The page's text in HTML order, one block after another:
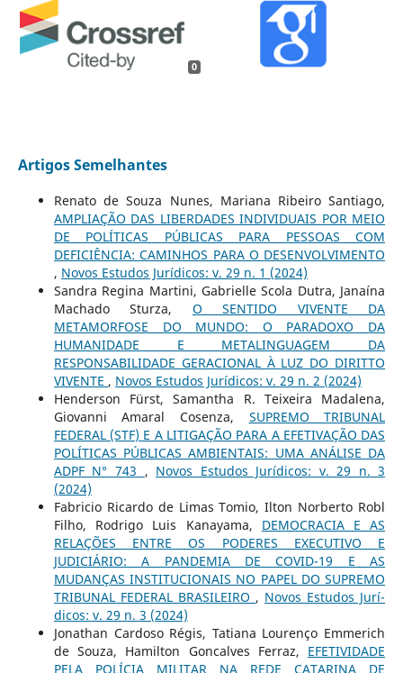
0
Artigos Semelhantes
Renato de Souza Nunes, Mariana Ribeiro Santiago,
AMPLIAÇÃO DAS LIBERDADES INDIVIDUAIS POR MEIO
DE POLÍTICAS PÚBLICAS PARA PESSOAS COM
DEFICIÊNCIA: CAMINHOS PARA O DESENVOLVIMENTO
, Novos Estudos Jurí­dicos: v. 29 n. 1 (2024)
Sandra Regina Martini, Gabrielle Scola Dutra, Janaína
Machado Sturza, O SENTIDO VIVENTE DA
METAMORFOSE DO MUNDO: O PARADOXO DA
HUMANIDADE E METALINGUAGEM DA
RESPONSABILIDADE GERACIONAL À LUZ DO DIRITTO
VIVENTE , Novos Estudos Jurí­dicos: v. 29 n. 2 (2024)
Henderson Fürst, Samantha R. Teixeira Madalena,
Giovanni Amaral Cosenza, SUPREMO TRIBUNAL
FEDERAL (STF) E A LITIGAÇÃO PARA A EFETIVAÇÃO DAS
POLÍTICAS PÚBLICAS AMBIENTAIS: UMA ANÁLISE DA
ADPF N° 743 , Novos Estudos Jurí­dicos: v. 29 n. 3
(2024)
Fabricio Ricardo de Limas Tomio, Ilton Norberto Robl
Filho, Rodrigo Luis Kanayama, DEMOCRACIA E AS
RELAÇÕES ENTRE OS PODERES EXECUTIVO E
JUDICIÁRIO: A PANDEMIA DE COVID-19 E AS
MUDANÇAS INSTITUCIONAIS NO PAPEL DO SUPREMO
TRIBUNAL FEDERAL BRASILEIRO , Novos Estudos Jurí­
dicos: v. 29 n. 3 (2024)
Jonathan Cardoso Régis, Tatiana Lourenço Emmerich
de Souza, Hamilton Goncalves Ferraz, EFETIVIDADE
PELA POLÍCIA MILITAR NA REDE CATARINA DE